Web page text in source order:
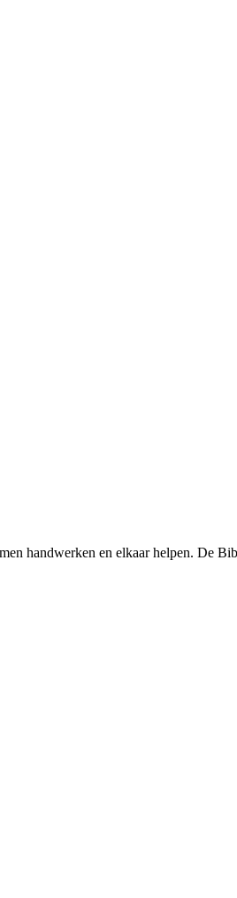
handwerken en elkaar helpen. De